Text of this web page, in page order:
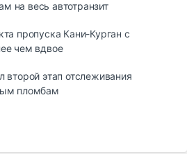
на весь автотранзит
пропуска Кани-Курган с
чем вдвое
второй этап отслеживания
пломбам